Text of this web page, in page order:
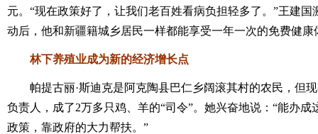
元。“现在政策好了，让我们老百姓看病负担轻多了。”王建
动后，他和新疆籍城乡居民一样都能享受一年一次的免费健康
林下养殖业成为新的经济增长点
帕提古丽·斯迪克是阿克陶县巴仁乡阔滚其村的农民，但
负责人，成了2万多只鸡、羊的“司令”。她兴奋地说：“能办
政策，靠政府的大力帮扶。”